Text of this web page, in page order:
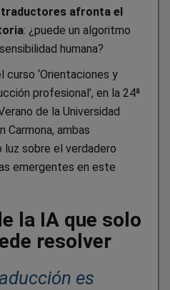
afronta el
: ¿puede un algoritmo
humana?
curso ‘Orientaciones y
profesional’, en la 24ª
de la Universidad
Carmona, ambas
luz sobre el verdadero
emergentes en este
la IA que solo
resolver
es